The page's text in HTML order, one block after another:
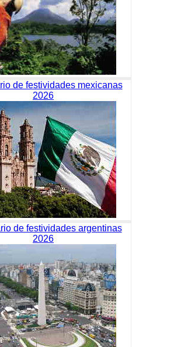
de festividades mexicanas
2026
de festividades argentinas
2026